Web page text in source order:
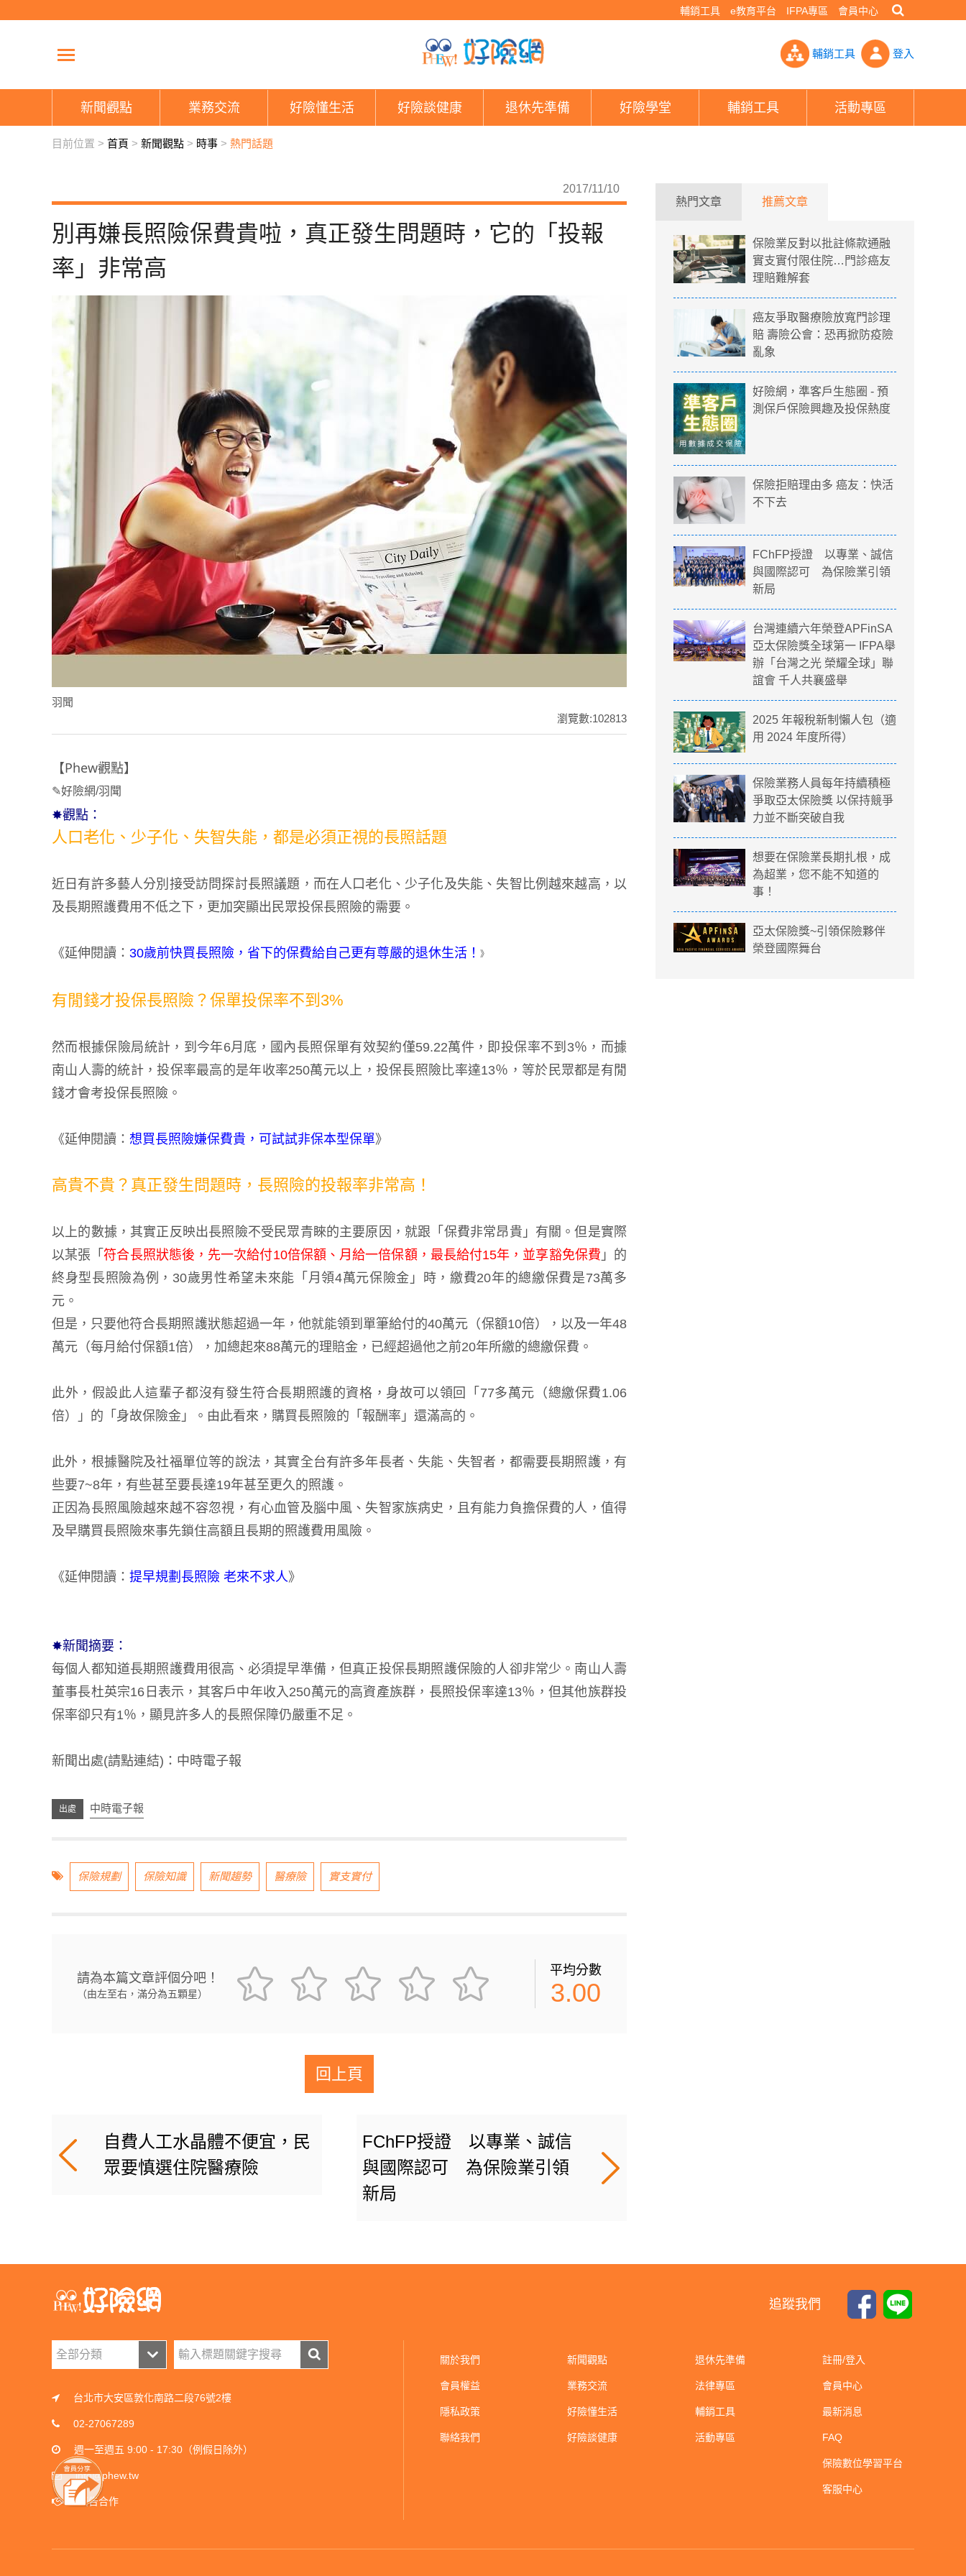
輔銷工具 e教育平台 IFPA專區 會員中心
別再嫌長照險保費貴啦，真正發生問題時，它的「投報率」非常高- PHEW!好險網
輔銷工具 登入
新聞觀點 業務交流 好險懂生活 好險談健康 退休先準備 好險學堂 輔銷工具 活動專區
目前位置 > 首頁 > 新聞觀點 > 時事 > 熱門話題
2017/11/10
別再嫌長照險保費貴啦，真正發生問題時，它的「投報
率」非常高
羽聞
瀏覽數:102813
【Phew觀點】
✎好險網/羽聞
✸觀點：
人口老化、少子化、失智失能，都是必須正視的長照話題
近日有許多藝人分別接受訪問探討長照議題，而在人口老化、少子化及失能、失智比例越來越高，以
及長期照護費用不低之下，更加突顯出民眾投保長照險的需要。
《延伸閱讀： 30歲前快買長照險，省下的保費給自己更有尊嚴的退休生活！ 》
有閒錢才投保長照險？保單投保率不到3%
然而根據保險局統計，到今年6月底，國內長照保單有效契約僅59.22萬件，即投保率不到3％，而據
南山人壽的統計，投保率最高的是年收率250萬元以上，投保長照險比率達13％，等於民眾都是有閒
錢才會考投保長照險。
《延伸閱讀： 想買長照險嫌保費貴，可試試非保本型保單》
高貴不貴？真正發生問題時，長照險的投報率非常高！
以上的數據，其實正反映出長照險不受民眾青睞的主要原因，就跟「保費非常昂貴」有關。但是實際
以某張「符合長照狀態後，先一次給付10倍保額、月給一倍保額，最長給付15年，並享豁免保費 」的
終身型長照險為例，30歲男性希望未來能「月領4萬元保險金」時，繳費20年的總繳保費是73萬多
元。
但是，只要他符合長期照護狀態超過一年，他就能領到單筆給付的40萬元（保額10倍），以及一年48
萬元（每月給付保額1倍），加總起來88萬元的理賠金，已經超過他之前20年所繳的總繳保費。
此外，假設此人這輩子都沒有發生符合長期照護的資格，身故可以領回「77多萬元（總繳保費1.06
倍）」的「身故保險金」。由此看來，購買長照險的「報酬率」還滿高的。
此外，根據醫院及社福單位等的說法，其實全台有許多年長者、失能、失智者，都需要長期照護，有
些要7~8年，有些甚至要長達19年甚至更久的照護。
正因為長照風險越來越不容忽視，有心血管及腦中風、失智家族病史，且有能力負擔保費的人，值得
及早購買長照險來事先鎖住高額且長期的照護費用風險。
《延伸閱讀： 提早規劃長照險 老來不求人》
✸新聞摘要：
每個人都知道長期照護費用很高、必須提早準備，但真正投保長期照護保險的人卻非常少。南山人壽
董事長杜英宗16日表示，其客戶中年收入250萬元的高資產族群，長照投保率達13％，但其他族群投
保率卻只有1％，顯見許多人的長照保障仍嚴重不足。
新聞出處(請點連結)： 中時電子報
中時電子報
保險規劃 保險知識 新聞趨勢 醫療險 實支實付
請為本篇文章評個分吧！
（由左至右，滿分為五顆星）
平均分數
3.00
回上頁
自費人工水晶體不便宜，民
眾要慎選住院醫療險
FChFP授證 以專業、誠信
與國際認可 為保險業引領
新局
熱門文章 推薦文章
保險業反對以批註條款通融
實支實付限住院…門診癌友
理賠難解套
癌友爭取醫療險放寬門診理
賠 壽險公會：恐再掀防疫險
亂象
好險網，準客戶生態圈 - 預
測保戶保險興趣及投保熱度
保險拒賠理由多 癌友：快活
不下去
FChFP授證 以專業、誠信
與國際認可 為保險業引領
新局
台灣連續六年榮登APFinSA
亞太保險獎全球第一 IFPA舉
辦「台灣之光 榮耀全球」聯
誼會 千人共襄盛舉
2025 年報稅新制懶人包（適
用 2024 年度所得）
保險業務人員每年持續積極
爭取亞太保險獎 以保持競爭
力並不斷突破自我
想要在保險業長期扎根，成
為超業，您不能不知道的
事！
亞太保險獎~引領保險夥伴
榮登國際舞台
追蹤我們
台北市大安區敦化南路二段76號2樓
02-27067289
週一至週五 9:00 - 17:30（例假日除外）
info@phew.tw
廣告合作
關於我們
會員權益
隱私政策
聯絡我們
新聞觀點
業務交流
好險懂生活
好險談健康
退休先準備
法律專區
輔銷工具
活動專區
註冊/登入
會員中心
最新消息
FAQ
保險數位學習平台
客服中心